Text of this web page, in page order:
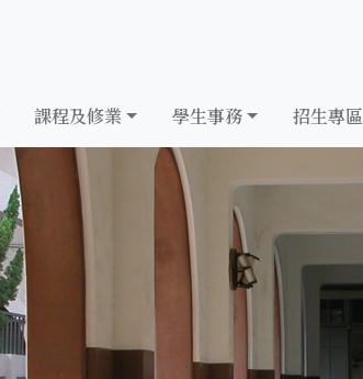
課程及修業 學生事務 招生專區